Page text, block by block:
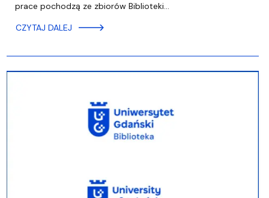
prace pochodzą ze zbiorów Biblioteki…
CZYTAJ DALEJ